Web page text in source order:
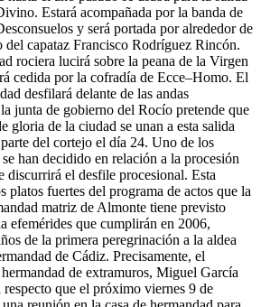
Estará acompañada por la banda de
y será portada por alrededor de
del capataz Francisco Rodríguez Rincón.
rociera lucirá sobre la peana de la Virgen
cedida por la cofradía de Ecce–Homo. El
desfilará delante de las andas
junta de gobierno del Rocío pretende que
gloria de la ciudad se unan a esta salida
del cortejo el día 24. Uno de los
han decidido en relación a la procesión
discurrirá el desfile procesional. Esta
platos fuertes del programa de actos que la
matriz de Almonte tiene previsto
efemérides que cumplirán en 2006,
de la primera peregrinación a la aldea
de Cádiz. Precisamente, el
de extramuros, Miguel García
respecto que el próximo viernes 9 de